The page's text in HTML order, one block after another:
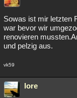
Philosophie
Astronomie
Musik Clash
Lesenswert
Sowas ist mir letzten
war bevor wir
renovieren
und pelzig aus.
vk59
lore